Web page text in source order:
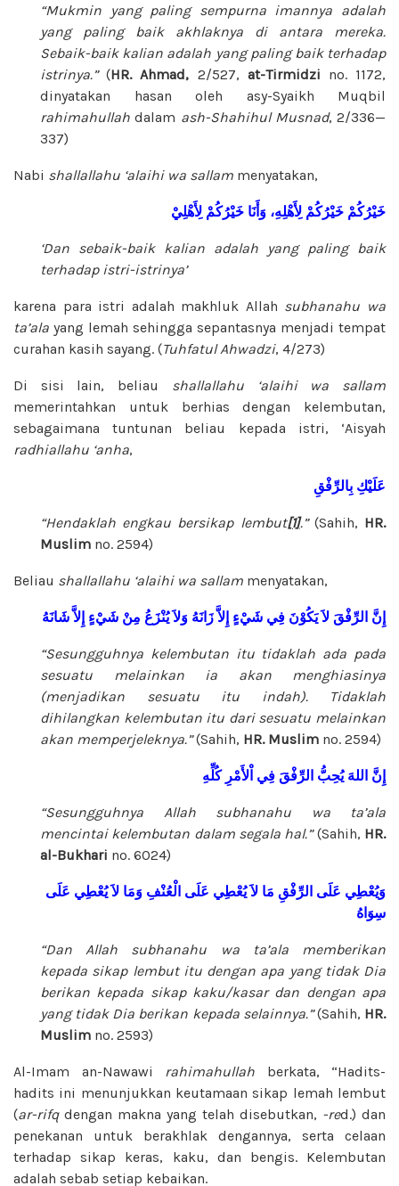
“Mukmin yang paling sempurna imannya adalah
yang paling baik akhlaknya di antara mereka.
Sebaik-baik kalian adalah yang paling baik terhadap
istrinya.”(HR. Ahmad, 2/527, at-Tirmidzi no. 1172,
dinyatakan hasan oleh asy-Syaikh Muqbil
rahimahullah dalam ash-Shahihul Musnad, 2/336—
337)
Nabi shallallahu ‘alaihi wa sallam menyatakan,
خَيْرُكُمْ خَيْرُكُمْ لِأَهْلِهِ، وَأَنَا خَيْرُكُمْ لِأَهْلِيْ
‘Dan sebaik-baik kalian adalah yang paling baik
terhadap istri-istrinya’
karena para istri adalah makhluk Allah subhanahu wa
ta’ala yang lemah sehingga sepantasnya menjadi tempat
curahan kasih sayang. (Tuhfatul Ahwadzi, 4/273)
Di sisi lain, beliau shallallahu ‘alaihi wa sallam
memerintahkan untuk berhias dengan kelembutan,
sebagaimana tuntunan beliau kepada istri, ‘Aisyah
radhiallahu ‘anha,
عَلَيْكِ بِالرِّفْقِ
“Hendaklah engkau bersikap lembut[1].” (Sahih, HR.
Muslim no. 2594)
Beliau shallallahu ‘alaihi wa sallam menyatakan,
إِنَّ الرِّفْقَ لاَ يَكُوْنَ فِي شَيْءٍ إِلاَّ زَانَهُ وَلاَ يُنْزَعُ مِنْ شَيْءٍ إِلاَّ شَانَهُ
“Sesungguhnya kelembutan itu tidaklah ada pada
sesuatu melainkan ia akan menghiasinya
(menjadikan sesuatu itu indah). Tidaklah
dihilangkan kelembutan itu dari sesuatu melainkan
akan memperjeleknya.”(Sahih, HR. Muslim no. 2594)
إِنَّ اللهَ يُحِبُّ الرِّفْقَ فِي اْلأَمْرِ كُلِّهِ
“Sesungguhnya Allah subhanahu wa ta’ala
mencintai kelembutan dalam segala hal.”(Sahih, HR.
al-Bukhari no. 6024)
وَيُعْطِي عَلَى الرِّفْقِ مَا لاَ يُعْطِي عَلَى الْعُنْفِ وَمَا لاَ يُعْطِي عَلَى
سِوَاهُ
“Dan Allah subhanahu wa ta’ala
memberikan
kepada sikap lembut itu dengan apa yang tidak Dia
berikan kepada sikap kaku/kasar dan dengan apa
yang tidak Dia berikan kepada selainnya.”(Sahih, HR.
Muslim no. 2593)
Al-Imam an-Nawawi rahimahullah berkata, “Hadits-
hadits ini menunjukkan keutamaan sikap lemah lembut
(ar-rifqdengan makna yang telah disebutkan, -red.) dan
penekanan untuk berakhlak dengannya, serta celaan
terhadap sikap keras, kaku, dan bengis. Kelembutan
adalah sebab setiap kebaikan.